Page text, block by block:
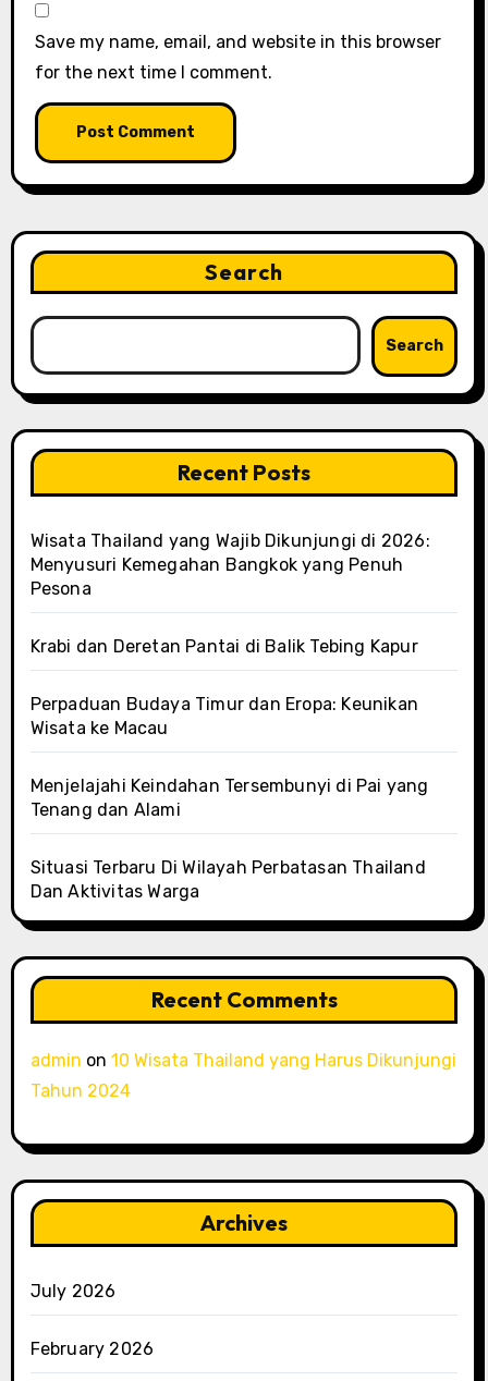
Save my name, email, and website in this browser
for the next time I comment.
Search
Search
Recent Posts
Wisata Thailand yang Wajib Dikunjungi di 2026:
Menyusuri Kemegahan Bangkok yang Penuh
Pesona
Krabi dan Deretan Pantai di Balik Tebing Kapur
Perpaduan Budaya Timur dan Eropa: Keunikan
Wisata ke Macau
Menjelajahi Keindahan Tersembunyi di Pai yang
Tenang dan Alami
Situasi Terbaru Di Wilayah Perbatasan Thailand
Dan Aktivitas Warga
Recent Comments
admin on 10 Wisata Thailand yang Harus Dikunjungi
Tahun 2024
Archives
July 2026
February 2026